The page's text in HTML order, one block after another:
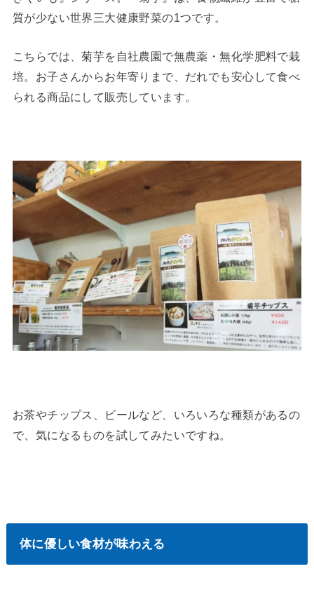
質が少ない世界三大健康野菜の1つです。
こちらでは、菊芋を自社農園で無農薬・無化学肥料で栽
培。お子さんからお年寄りまで、だれでも安心して食べ
られる商品にして販売しています。
お茶やチップス、ビールなど、いろいろな種類があるの
で、気になるものを試してみたいですね。
体に優しい食材が味わえる